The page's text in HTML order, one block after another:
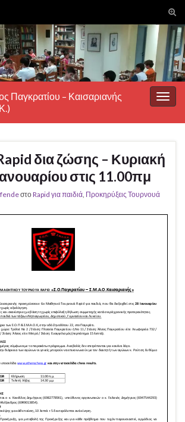
for:
Παγκρατίου – Καισαριανής
δια ζώσης – Κυριακή
στις 11.00πμ
στοRapid για παιδιά Προκηρύξεις Τουρνουά